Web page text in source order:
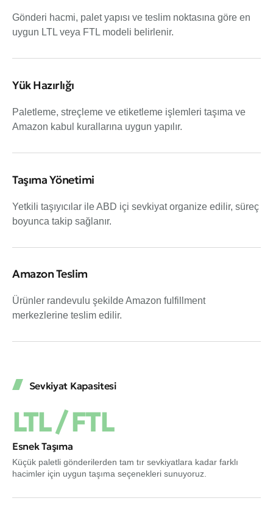
Gönderi hacmi, palet yapısı ve teslim noktasına göre en
uygun LTL veya FTL modeli belirlenir.
Yük Hazırlığı
Paletleme, streçleme ve etiketleme işlemleri taşıma ve
Amazon kabul kurallarına uygun yapılır.
Taşıma Yönetimi
Yetkili taşıyıcılar ile ABD içi sevkiyat organize edilir, süreç
boyunca takip sağlanır.
Amazon Teslim
Ürünler randevulu şekilde Amazon fulfillment
merkezlerine teslim edilir.
Sevkiyat Kapasitesi
LTL / FTL
Esnek Taşıma
Küçük paletli gönderilerden tam tır sevkiyatlara kadar farklı
hacimler için uygun taşıma seçenekleri sunuyoruz.